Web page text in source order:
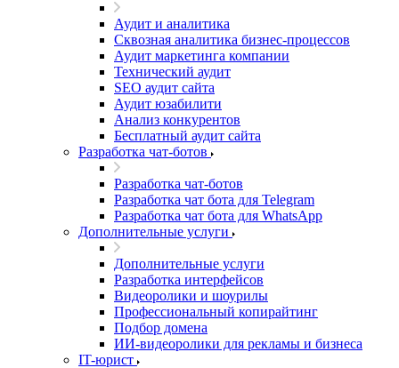
Аудит и аналитика
Сквозная аналитика бизнес-процессов
Аудит маркетинга компании
Технический аудит
SEO аудит сайта
Аудит юзабилити
Анализ конкурентов
Бесплатный аудит сайта
Разработка чат-ботов
Разработка чат-ботов
Разработка чат бота для Telegram
Разработка чат бота для WhatsApp
Дополнительные услуги
Дополнительные услуги
Разработка интерфейсов
Видеоролики и шоурилы
Профессиональный копирайтинг
Подбор домена
ИИ-видеоролики для рекламы и бизнеса
IT-юрист